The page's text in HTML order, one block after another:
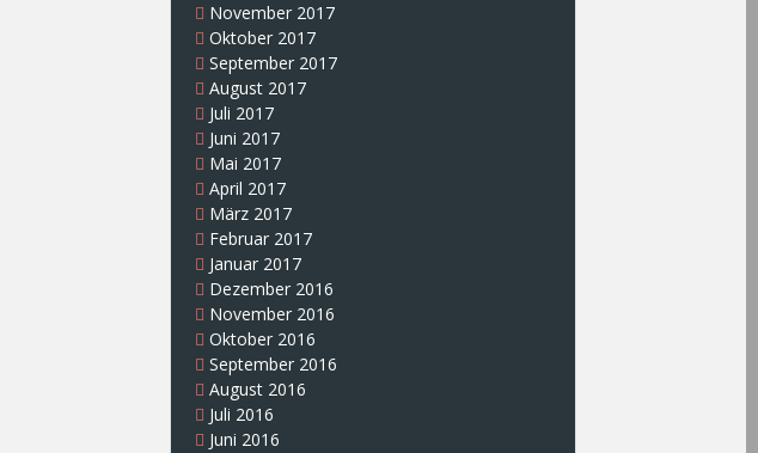
November 2017
Oktober 2017
September 2017
August 2017
Juli 2017
Juni 2017
Mai 2017
April 2017
März 2017
Februar 2017
Januar 2017
Dezember 2016
November 2016
Oktober 2016
September 2016
August 2016
Juli 2016
Juni 2016